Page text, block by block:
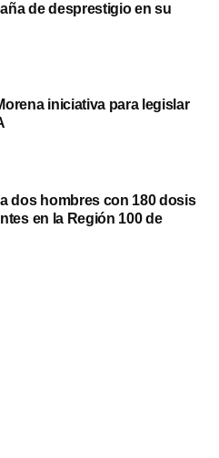
de desprestigio en su
iniciativa para legislar
dos hombres con 180 dosis
en la Región 100 de